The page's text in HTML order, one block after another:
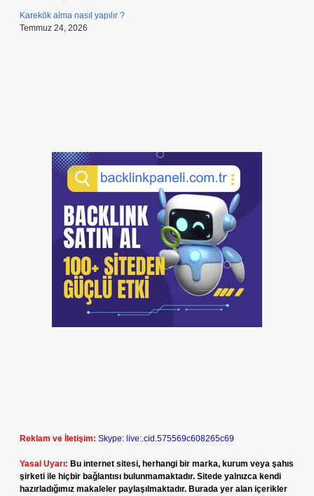
Karekök alma nasıl yapılır ?
Temmuz 24, 2026
Reklam ve İletişim: Skype: live:.cid.575569c608265c69
Yasal Uyarı: Bu internet sitesi, herhangi bir marka, kurum veya şahıs
şirketi ile hiçbir bağlantısı bulunmamaktadır. Sitede yalnızca kendi
hazırladığımız makaleler paylaşılmaktadır. Burada yer alan içerikler